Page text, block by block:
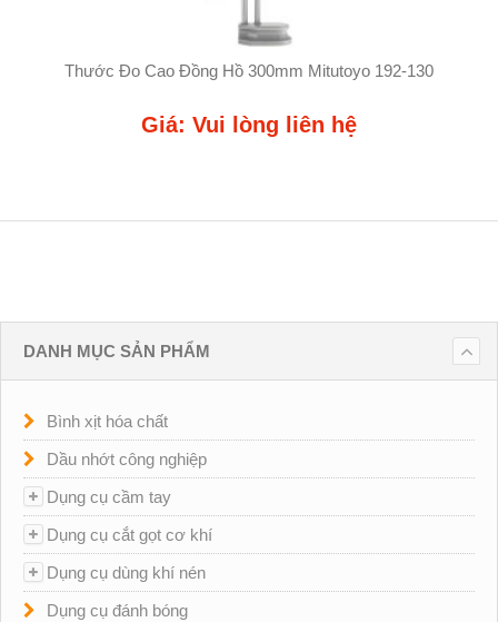
Thước Đo Cao Đồng Hồ 300mm Mitutoyo 192-130
Giá: Vui lòng liên hệ
DANH MỤC SẢN PHẨM
Bình xịt hóa chất
Dầu nhớt công nghiệp
Dụng cụ cầm tay
Dụng cụ cắt gọt cơ khí
Dụng cụ dùng khí nén
Dụng cụ đánh bóng